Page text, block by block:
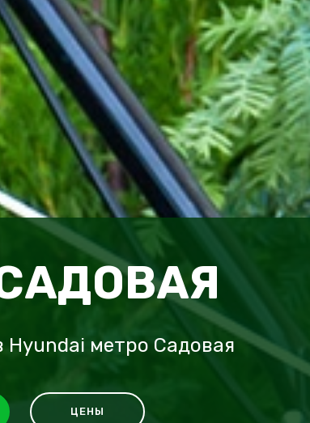
Hyundai метро Садовая
ЦЕНЫ